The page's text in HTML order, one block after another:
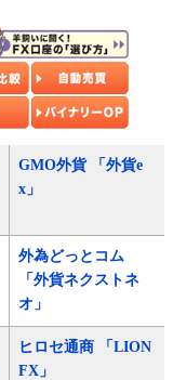
GMO外貨 「外貨e
x」
外為どっとコム
「外貨ネクストネ
オ」
ヒロセ通商 「LION
FX」